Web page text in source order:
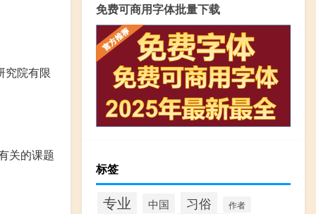
究院有限
关的课题
免费可商用字体批量下载
标签
专业 中国 习俗 作者